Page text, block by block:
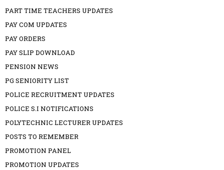
PART TIME TEACHERS UPDATES
PAY COM UPDATES
PAY ORDERS
PAY SLIP DOWNLOAD
PENSION NEWS
PG SENIORITY LIST
POLICE RECRUITMENT UPDATES
POLICE S.I NOTIFICATIONS
POLYTECHNIC LECTURER UPDATES
POSTS TO REMEMBER
PROMOTION PANEL
PROMOTION UPDATES